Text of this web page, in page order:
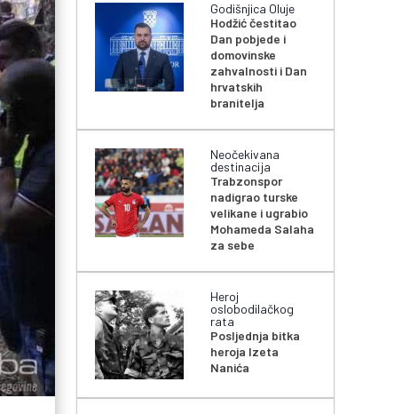
Godišnjica Oluje
Hodžić čestitao
Dan pobjede i
domovinske
zahvalnosti i Dan
hrvatskih
branitelja
Neočekivana
destinacija
Trabzonspor
nadigrao turske
velikane i ugrabio
Mohameda Salaha
za sebe
Heroj
oslobodilačkog
rata
Posljednja bitka
heroja Izeta
Nanića